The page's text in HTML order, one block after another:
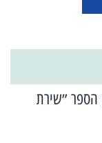
הספר ״שירת